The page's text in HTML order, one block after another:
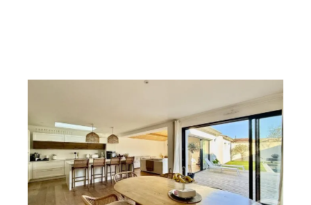
Ref : 18431
Maison à vendre
757 375 €